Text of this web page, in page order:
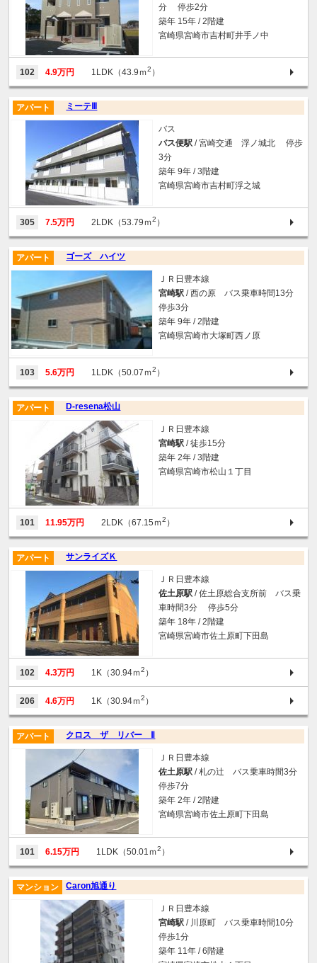
分 停歩2分
築年 15年 / 2階建
宮崎県宮崎市吉村町井手ノ中
102 4.9万円 1LDK（43.9ｍ2 ）
ミーテⅢ
アパート
バス
バス便駅 / 宮崎交通 浮ノ城北 停歩
3分
築年 9年 / 3階建
宮崎県宮崎市吉村町浮之城
305 7.5万円 2LDK（53.79ｍ2 ）
ゴーズ ハイツ
アパート
ＪＲ日豊本線
宮崎駅 / 西の原 バス乗車時間13分
停歩3分
築年 9年 / 2階建
宮崎県宮崎市大塚町西ノ原
103 5.6万円 1LDK（50.07ｍ2 ）
D-resena松山
アパート
ＪＲ日豊本線
宮崎駅 / 徒歩15分
築年 2年 / 3階建
宮崎県宮崎市松山１丁目
101 11.95万円 2LDK（67.15ｍ2 ）
サンライズＫ
アパート
ＪＲ日豊本線
佐土原駅 / 佐土原総合支所前 バス乗
車時間3分 停歩5分
築年 18年 / 2階建
宮崎県宮崎市佐土原町下田島
102 4.3万円 1K（30.94ｍ2 ）
206 4.6万円 1K（30.94ｍ2 ）
クロス ザ リバー Ⅱ
アパート
ＪＲ日豊本線
佐土原駅 / 札の辻 バス乗車時間3分
停歩7分
築年 2年 / 2階建
宮崎県宮崎市佐土原町下田島
101 6.15万円 1LDK（50.01ｍ2 ）
Caron旭通り
マンション
ＪＲ日豊本線
宮崎駅 / 川原町 バス乗車時間10分
停歩1分
築年 11年 / 6階建